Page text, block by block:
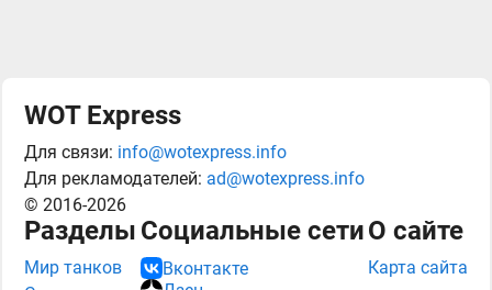
WOT Express
Для связи: info@wotexpress.info
Для рекламодателей: ad@wotexpress.info
© 2016-2026
Разделы
Мир танков
Социальные сети
Вконтакте
О сайте
Карта сайта